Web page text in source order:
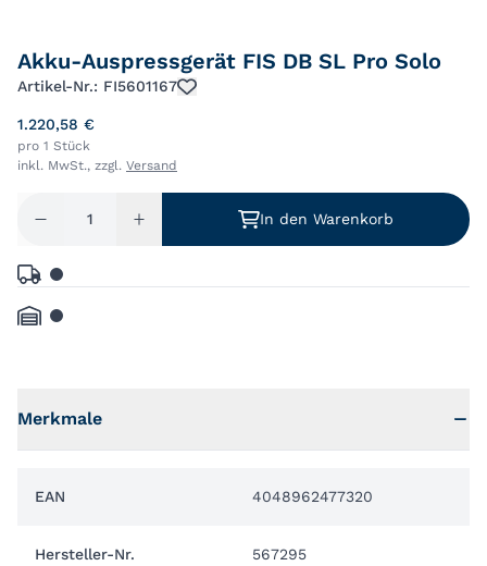
Akku-Auspressgerät FIS DB SL Pro Solo
Artikel-Nr.: FI5601167
1.220,58 €
pro 1 Stück
inkl. MwSt., zzgl. Versand
In den Warenkorb
Merkmale
EAN 4048962477320
Hersteller-Nr. 567295